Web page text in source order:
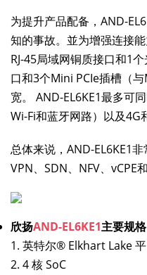
为提升产品配备，AND-
知的事故。並为增强连接
RJ-45局域网铜质接口和1
口和3个Mini PCIe插槽（
宽。 AND-EL6KE1最多可
Wi-Fi和蓝牙网路）以及4G
总体来说，AND-EL6KE1非
VPN、SDN、NFV、vCPE
欣扬AND-EL6KE1主要规格
1. 英特尔® Elkhart Lake
2. 4 核 SoC